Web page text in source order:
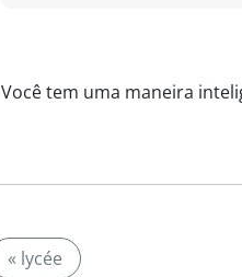
Você tem uma maneira
« lycée